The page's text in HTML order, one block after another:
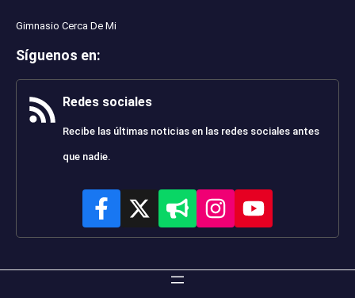
Gimnasio Cerca De Mi
Síguenos en:
Redes sociales
Recibe las últimas noticias en las redes sociales antes
que nadie.